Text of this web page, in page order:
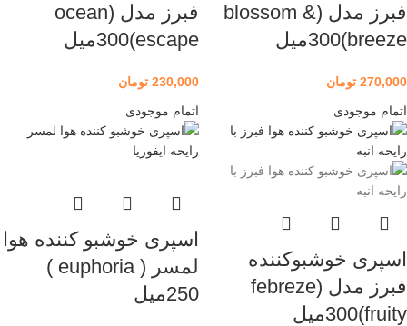
فبرز مدل (blossom &
breeze)300میل
270,000 تومان
فبرز مدل (ocean
escape)300میل
230,000 تومان
اتمام موجودی
اسپری خوشبوکننده
فبرز مدل (febreze
fruity)300میل
اتمام موجودی
اسپری خوشبو کننده هوا
لمسر ( euphoria )
250میل